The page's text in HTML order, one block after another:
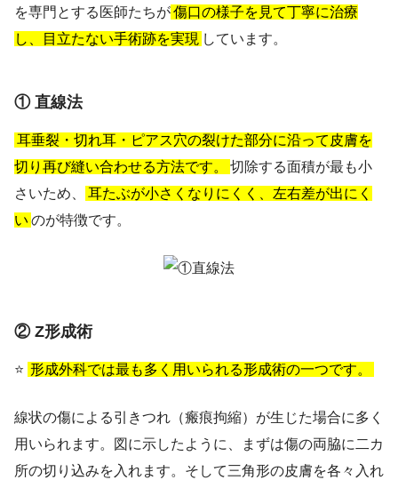
を専門とする医師たちが傷口の様子を見て丁寧に治療
し、目立たない手術跡を実現 しています。
① 直線法
耳垂裂・切れ耳・ピアス穴の裂けた部分に沿って皮膚を
切り再び縫い合わせる方法です。
切除する面積が最も小
さいため、
耳たぶが小さくなりにくく、左右差が出にく
い のが特徴です。
② Z形成術
⭐ 形成外科では最も多く用いられる形成術の一つです。
線状の傷による引きつれ（瘢痕拘縮）が生じた場合に多く
用いられます。図に示したように、まずは傷の両脇に二カ
所の切り込みを入れます。そして三角形の皮膚を各々入れ